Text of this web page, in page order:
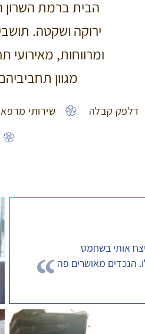
הבית ברמת השרון
ירוקה ושקטה.
ומרווחות, מאירועי
מגוון
דלפק קבלה שירותי
אותי בשחמט
הנכדים מאושרים פה